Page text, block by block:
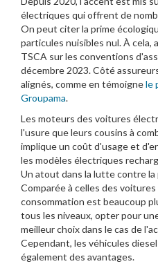
électriques qui offrent de
On peut citer la prime
particules nuisibles nul. À cela,
TSCA sur les conventions
décembre 2023. Côté
alignés, comme en témoignele
Groupama.
Les moteurs des voitures
l'usure que leurs cousins à
implique un coût d'usage et
les modèles électriques
Un atout dans la lutte contre
Comparée à celles des
consommation est beaucoup
tous les niveaux, opter pour
meilleur choix dans le cas de
Cependant, les véhicules
également des avantages.